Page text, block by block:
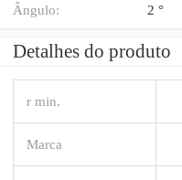
Ângulo: 2 °
Detalhes do produto
r min.
Marca